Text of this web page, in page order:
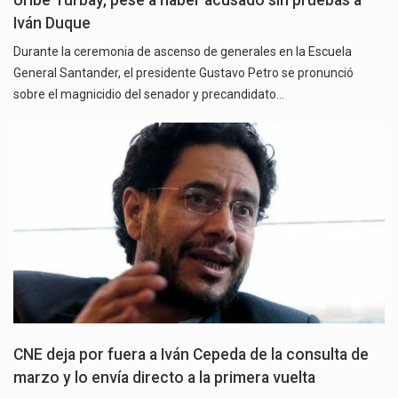
Iván Duque
Durante la ceremonia de ascenso de generales en la Escuela
General Santander, el presidente Gustavo Petro se pronunció
sobre el magnicidio del senador y precandidato…
CNE deja por fuera a Iván Cepeda de la consulta de
marzo y lo envía directo a la primera vuelta